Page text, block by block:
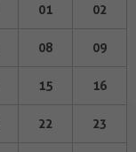
01 02
08 09
15 16
22 23